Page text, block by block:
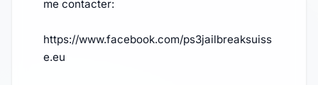
me contacter:
https://www.facebook.com/ps3jailbreaksuiss
e.eu